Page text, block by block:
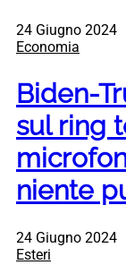
24 Giugno 2024
Economia
Biden-
sul ring
niente
24 Giugno 2024
Esteri